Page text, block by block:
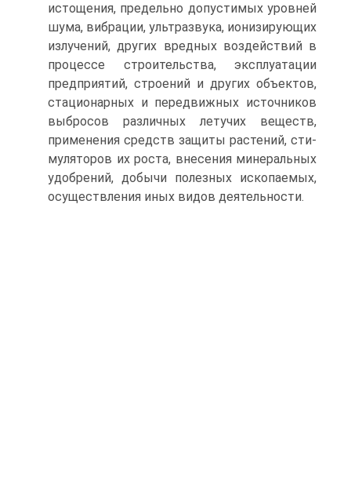
истощения, предельно допустимых уровней
шума, вибрации, ультразвука, ионизирующих
излучений, других вредных воздействий в
процессе строительства, эксплуатации
предприятий, строений и дру­гих объектов,
стационарных и передвижных источников
выбросов раз­личных летучих веществ,
применения средств защиты растений, сти­
муляторов их роста, внесения минеральных
удобрений, добычи полезных ископаемых,
осуществления иных видов деятельности.